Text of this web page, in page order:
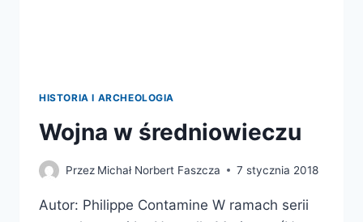
HISTORIA I ARCHEOLOGIA
Wojna w średniowieczu
Przez Michał Norbert Faszcza 7 stycznia 2018
Autor: Philippe Contamine W ramach serii